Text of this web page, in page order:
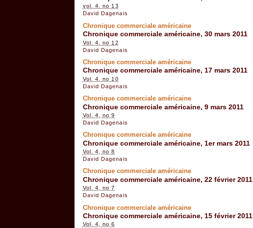
vol. 4, no 13
David Dagenais
Chronique commerciale américaine
Chronique commerciale américaine, 30 mars 2011
Vol. 4, no 12
David Dagenais
Chronique commerciale américaine
Chronique commerciale américaine, 17 mars 2011
Vol. 4, no 10
David Dagenais
Chronique commerciale américaine
Chronique commerciale américaine, 9 mars 2011
Vol. 4, no 9
David Dagenais
Chronique commerciale américaine
Chronique commerciale américaine, 1er mars 2011
Vol. 4, no 8
David Dagenais
Chronique commerciale américaine
Chronique commerciale américaine, 22 février 2011
Vol. 4, no 7
David Dagenais
Chronique commerciale américaine
Chronique commerciale américaine, 15 février 2011
Vol. 4, no 6